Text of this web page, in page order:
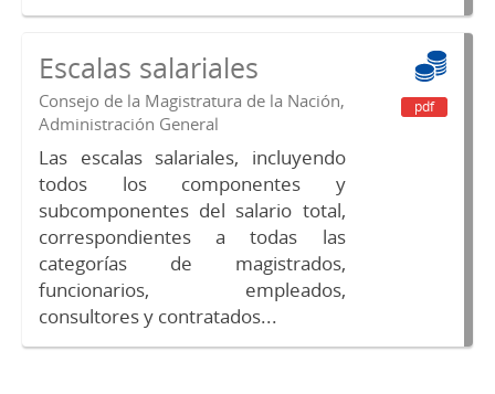
Escalas salariales
Consejo de la Magistratura de la Nación,
Administración General
Las escalas salariales, incluyendo
todos los componentes y
subcomponentes del salario total,
correspondientes a todas las
categorías de magistrados,
funcionarios, empleados,
consultores y contratados...
pdf